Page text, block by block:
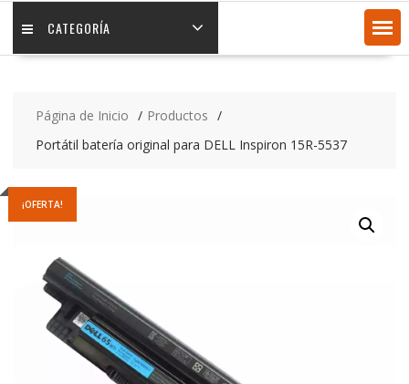
CATEGORÍA
Página de Inicio
Productos
Portátil batería original para DELL Inspiron 15R-5537
¡OFERTA!